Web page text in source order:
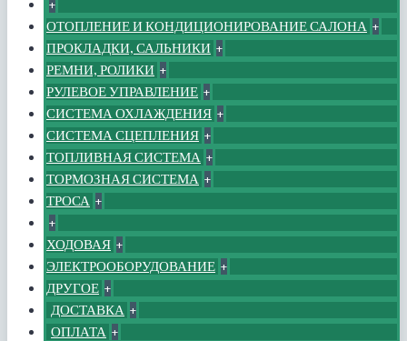
+
ОТОПЛЕНИЕ И КОНДИЦИОНИРОВАНИЕ САЛОНА +
ПРОКЛАДКИ, САЛЬНИКИ +
РЕМНИ, РОЛИКИ +
РУЛЕВОЕ УПРАВЛЕНИЕ +
СИСТЕМА ОХЛАЖДЕНИЯ +
СИСТЕМА СЦЕПЛЕНИЯ +
ТОПЛИВНАЯ СИСТЕМА +
ТОРМОЗНАЯ СИСТЕМА +
ТРОСА +
+
ХОДОВАЯ +
ЭЛЕКТРООБОРУДОВАНИЕ +
ДРУГОЕ +
ДОСТАВКА +
ОПЛАТА +